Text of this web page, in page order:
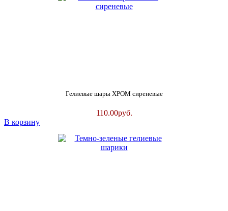
Гелиевые шары ХРОМ сиреневые
110.00руб.
В корзину